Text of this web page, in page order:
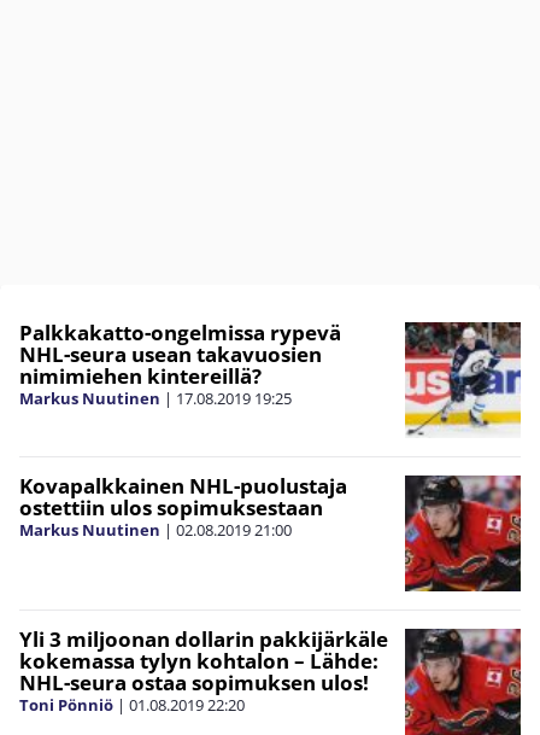
Palkkakatto-ongelmissa rypevä
NHL-seura usean takavuosien
nimimiehen kintereillä?
Markus Nuutinen | 17.08.2019 19:25
Kovapalkkainen NHL-puolustaja
ostettiin ulos sopimuksestaan
Markus Nuutinen | 02.08.201921:00
Yli 3 miljoonan dollarin pakkijärkäle
kokemassa tylyn kohtalon – Lähde:
NHL-seura ostaa sopimuksen ulos!
Toni Pönniö | 01.08.201922:20